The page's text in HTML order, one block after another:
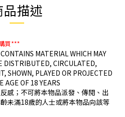
品描述
買***
MATERIAL WHICH MAY
DISTRIBUTED, CIRCULATED,
SHOWN, PLAYED OR PROJECTED
AGE OF 18 YEARS
感；不可將本物品派發、傳閱、出
未滿18歲的人士或將本物品向該等